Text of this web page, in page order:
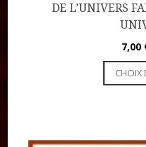
DE L’UNIVERS
7,00
CHOIX